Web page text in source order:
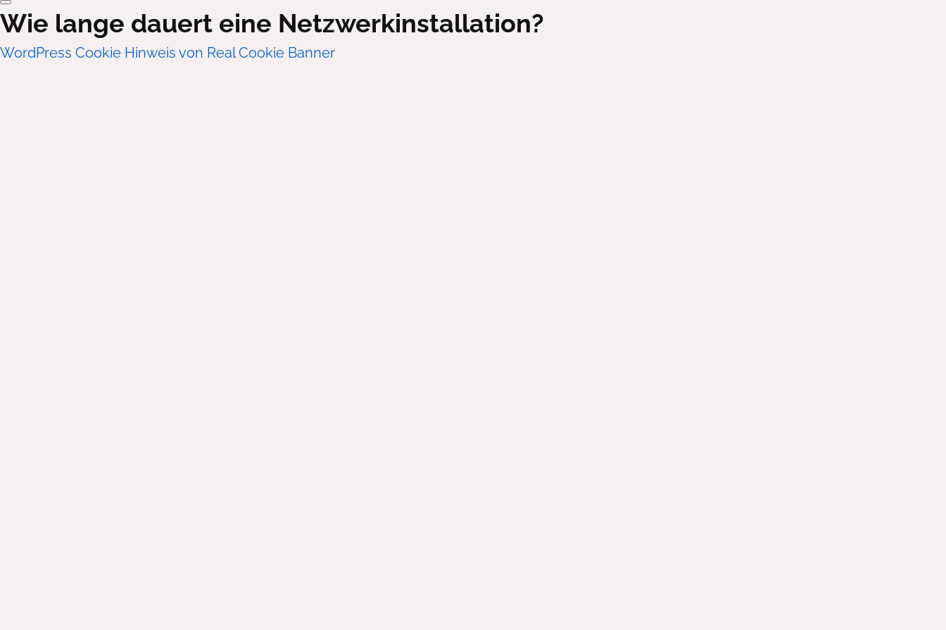
Wie lange dauert eine Netzwerkinstallation?
WordPress Cookie Hinweis von Real Cookie Banner